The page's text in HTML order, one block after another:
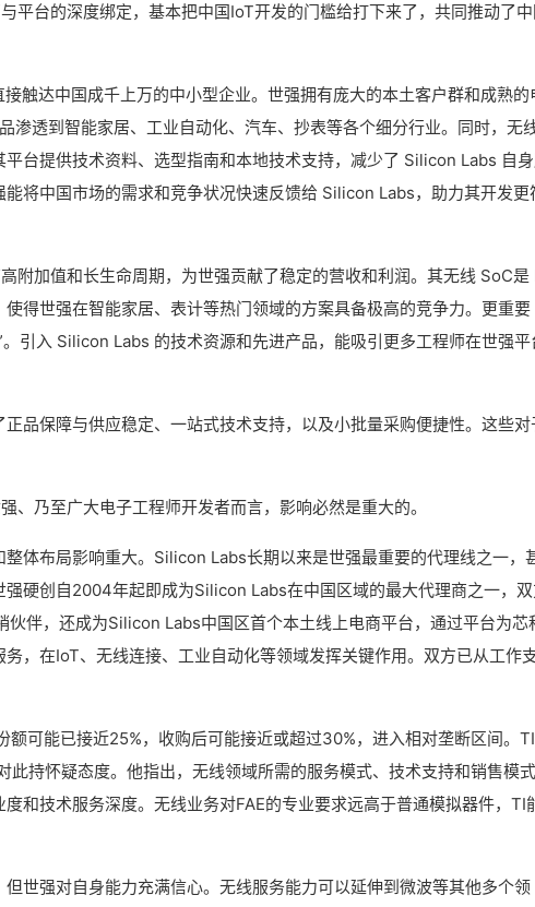
平台的深度绑定，基本把中国IoT开发的门槛给打下来了，共同推动了
触达中国成千上万的中小型企业。世强拥有庞大的本土客户群和成熟的
渗透到智能家居、工业自动化、汽车、抄表等各个细分行业。同时，无
台提供技术资料、选型指南和本地技术支持，减少了 Silicon Labs 自
将中国市场的需求和竞争状况快速反馈给 Silicon Labs，助力其开发更
附加值和长生命周期，为世强贡献了稳定的营收和利润。其无线 SoC是
得世强在智能家居、表计等热门领域的方案具备极高的竞争力。更重要
引入 Silicon Labs 的技术资源和先进产品，能吸引更多工程师在世强平
品保障与供应稳定、一站式技术支持，以及小批量采购便捷性。这些对
、乃至广大电子工程师开发者而言，影响必然是重大的。
体布局影响重大。Silicon Labs长期以来是世强最重要的代理线之一，
硬创自2004年起即成为Silicon Labs在中国区域的最大代理商之一，
伴，还成为Silicon Labs中国区首个本土线上电商平台，通过平台为芯
，在IoT、无线连接、工业自动化等领域发挥关键作用。双方已从工作
可能已接近25%，收购后可能接近或超过30%，进入相对垄断区间。
此持怀疑态度。他指出，无线领域所需的服务模式、技术支持和销售模
和技术服务深度。无线业务对FAE的专业要求远高于普通模拟器件，TI
世强对自身能力充满信心。无线服务能力可以延伸到微波等其他多个领